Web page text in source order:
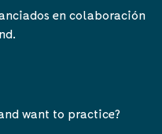
en colaboración
want to practice?